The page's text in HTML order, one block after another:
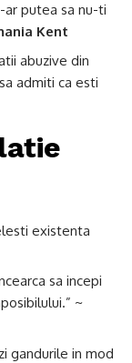
ar putea sa nu-ti
Kent
abuzive din
admiti ca esti
existenta
sa incepi
~
gandurile in mod